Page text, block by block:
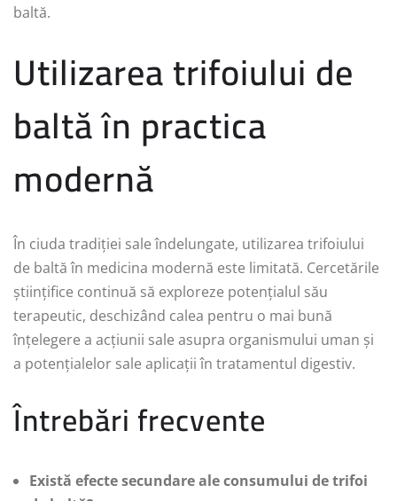
baltă.
Utilizarea trifoiului de
baltă în practica
modernă
În ciuda tradiției sale îndelungate, utilizarea trifoiului
de baltă în medicina modernă este limitată. Cercetările
științifice continuă să exploreze potențialul său
terapeutic, deschizând calea pentru o mai bună
înțelegere a acțiunii sale asupra organismului uman și
a potențialelor sale aplicații în tratamentul digestiv.
Întrebări frecvente
Există efecte secundare ale consumului de trifoi